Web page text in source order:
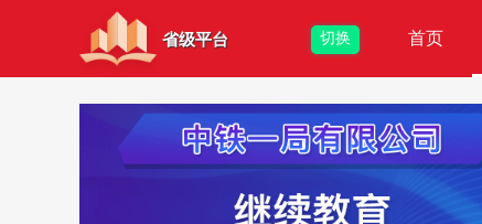
省级平台 切换 首页